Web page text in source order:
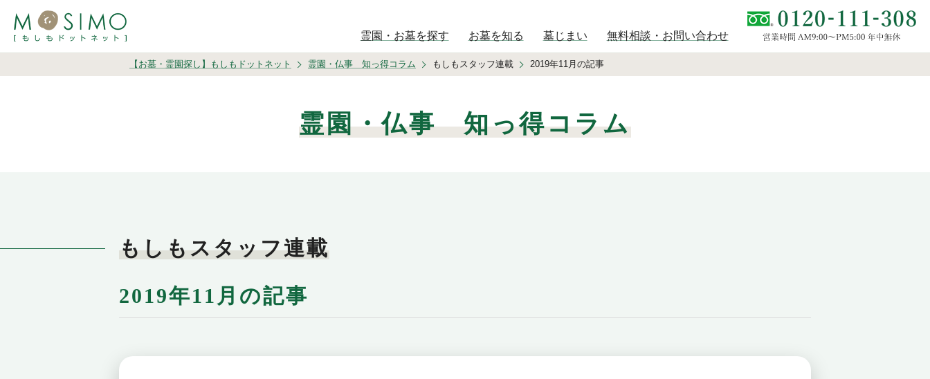
霊園・お墓を探す お墓を知る 墓じまい 無料相談・お問い合わせ
【お墓・霊園探し】もしもドットネット 霊園・仏事 知っ得コラム もしもスタッフ連載 2019年11月の記事
霊園・仏事 知っ得コラム
もしもスタッフ連載
2019年11月の記事